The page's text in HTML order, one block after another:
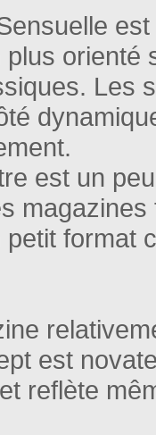
plus orienté
Les
est un
magazines
format
est
reflète